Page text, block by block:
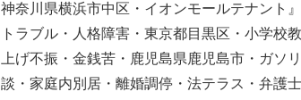
神奈川県横浜市中区・イオンモールテナント
トラブル・人格障害・東京都目黒区・小学校
上げ不振・金銭苦・鹿児島県鹿児島市・ガソ
談・家庭内別居・離婚調停・法テラス・弁護